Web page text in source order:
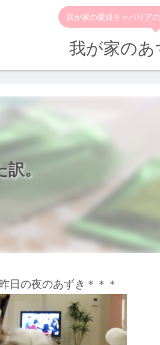
我が家の愛娘キャバリア
我が家の
。
日の夜のあずき＊＊＊